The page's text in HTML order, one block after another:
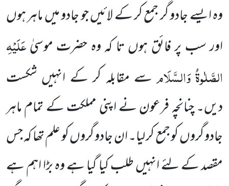
وہ ایسے جادو گر جمع کر کے لائیں جو جادو میں ماہر ہوں
اور سب پر فائق ہوں تا کہ وہ حضرت موسیٰعَلَیْہِ
الصَّلٰوۃُ وَالسَّلَامسے مقابلہ کر کے انہیں شکست
دیں۔ چنانچہ فرعون نے اپنی مملکت کے تمام ماہر
جادو گروں کو جمع کر لیا۔ ان جادو گروں کو علم تھا کہ جس
مقصد کے لئے انہیں طلب کیا گیا ہے وہ بڑا اہم ہے